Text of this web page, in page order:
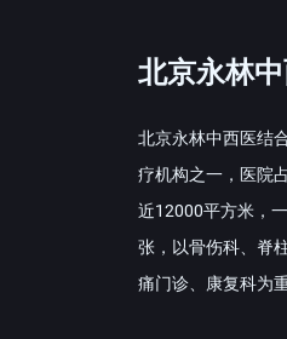
北京永林
北京永林中西医结
疗机构之一，医院
近12000平方米，
张，以骨伤科、脊
痛门诊、康复科为